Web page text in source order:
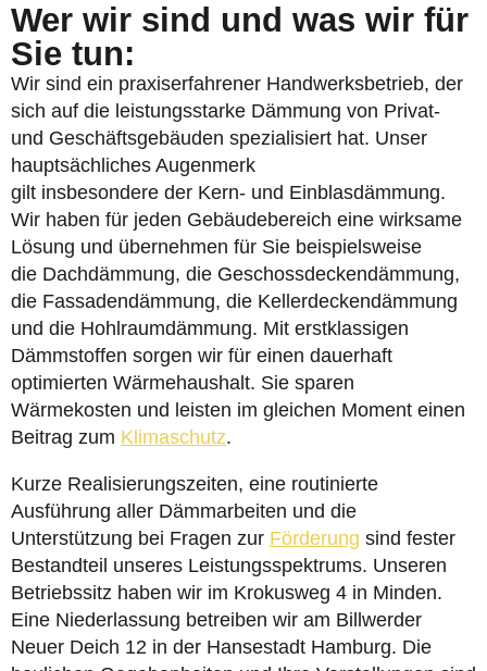
Wer wir sind und was wir für
Sie tun:
Wir sind ein praxiserfahrener Handwerksbetrieb, der
sich auf die leistungsstarke Dämmung von Privat-
und Geschäftsgebäuden spezialisiert hat. Unser
hauptsächliches Augenmerk
gilt insbesondere der Kern- und Einblasdämmung.
Wir haben für jeden Gebäudebereich eine wirksame
Lösung und übernehmen für Sie beispielsweise
die Dachdämmung, die Geschossdeckendämmung,
die Fassadendämmung, die Kellerdeckendämmung
und die Hohlraumdämmung. Mit erstklassigen
Dämmstoffen sorgen wir für einen dauerhaft
optimierten Wärmehaushalt. Sie sparen
Wärmekosten und leisten im gleichen Moment einen
Beitrag zum Klimaschutz.
Kurze Realisierungszeiten, eine routinierte
Ausführung aller Dämmarbeiten und die
Unterstützung bei Fragen zur Förderung sind fester
Bestandteil unseres Leistungsspektrums. Unseren
Betriebssitz haben wir im Krokusweg 4 in Minden.
Eine Niederlassung betreiben wir am Billwerder
Neuer Deich 12 in der Hansestadt Hamburg. Die